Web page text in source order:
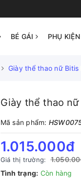
BÉ GÁI PHỤ KIỆN
Giày thể thao nữ
Giày thể thao
Mã sản phẩm:
1.015.000₫
Giá thị trường:
Tình trạng: Còn hàng